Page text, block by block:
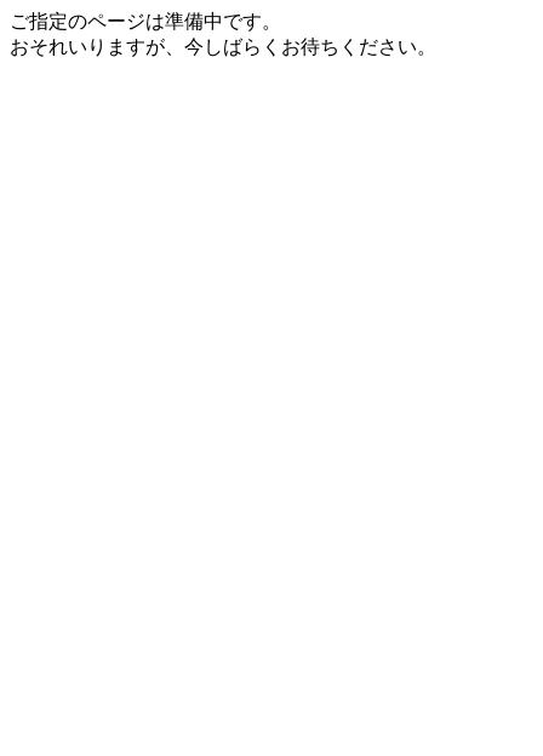
ご指定のページは準備中です。
おそれいりますが、今しばらくお待ちください。